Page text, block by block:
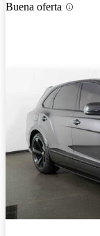
Buena oferta